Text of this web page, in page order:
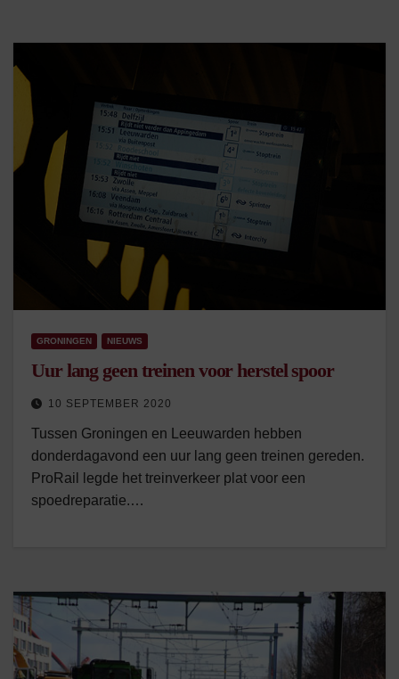
GRONINGEN NIEUWS
Uur lang geen treinen voor herstel spoor
10 SEPTEMBER 2020
Tussen Groningen en Leeuwarden hebben
donderdagavond een uur lang geen treinen gereden.
ProRail legde het treinverkeer plat voor een
spoedreparatie.…